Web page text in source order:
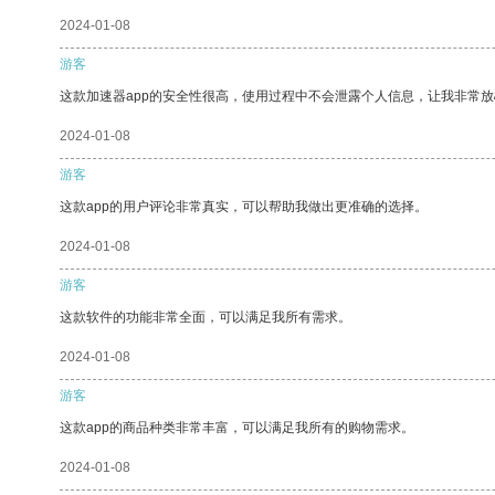
2024-01-08
游客
这款加速器app的安全性很高，使用过程中不会泄露个人信息，让我非常
2024-01-08
游客
这款app的用户评论非常真实，可以帮助我做出更准确的选择。
2024-01-08
游客
这款软件的功能非常全面，可以满足我所有需求。
2024-01-08
游客
这款app的商品种类非常丰富，可以满足我所有的购物需求。
2024-01-08